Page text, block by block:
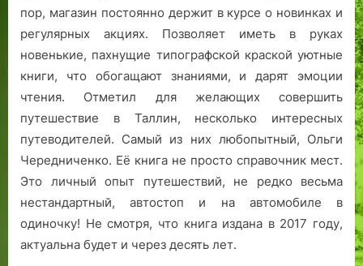
пор, магазин постоянно держит в курсе о новинках и
регулярных акциях. Позволяет иметь в руках
новенькие, пахнущие типографской краской уютные
книги, что обогащают знаниями, и дарят эмоции
чтения. Отметил для желающих совершить
путешествие в Таллин, несколько интересных
путеводителей. Самый из них любопытный, Ольги
Чередниченко. Её книга не просто справочник мест.
Это личный опыт путешествий, не редко весьма
нестандартный, автостоп и на автомобиле в
одиночку! Не смотря, что книга издана в 2017 году,
актуальна будет и через десять лет.